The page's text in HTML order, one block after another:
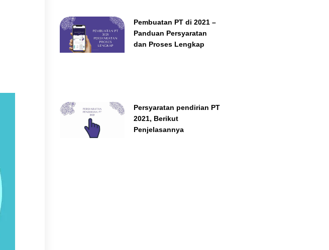
Pembuatan PT di 2021 –
Panduan Persyaratan
dan Proses Lengkap
Persyaratan pendirian PT
2021, Berikut
Penjelasannya